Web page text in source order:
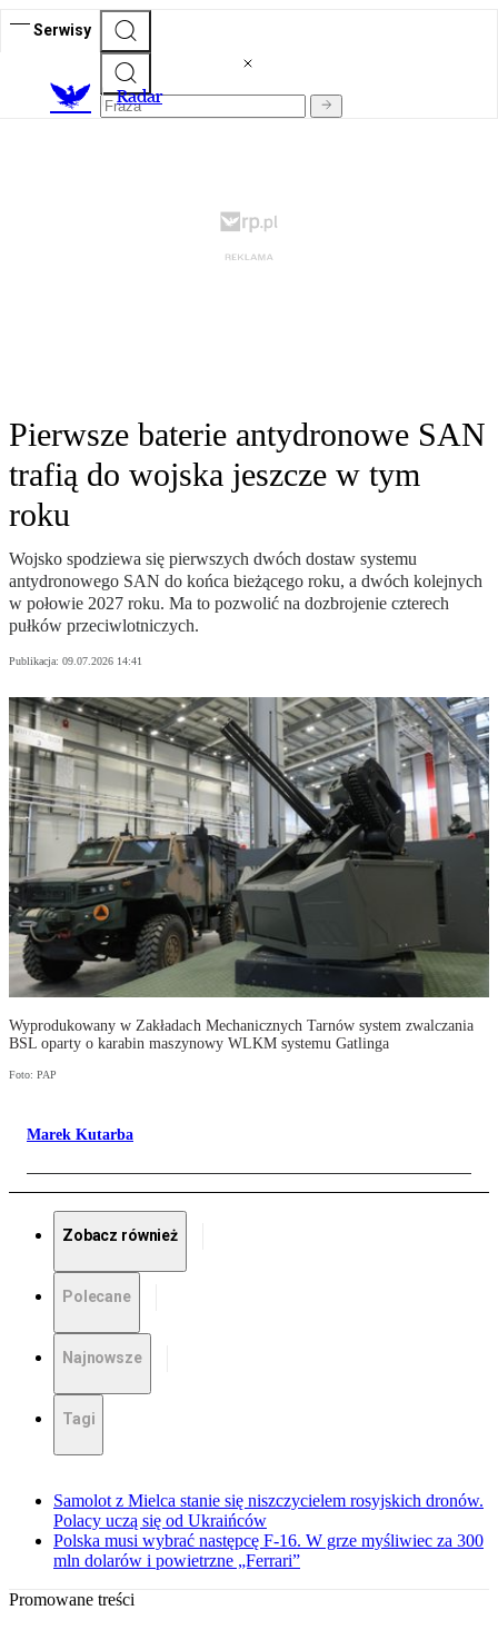
Serwisy
Radar
Pierwsze baterie antydronowe SAN
trafią do wojska jeszcze w tym
roku
Wojsko spodziewa się pierwszych dwóch dostaw systemu
antydronowego SAN do końca bieżącego roku, a dwóch kolejnych
w połowie 2027 roku. Ma to pozwolić na dozbrojenie czterech
pułków przeciwlotniczych.
Publikacja: 09.07.2026 14:41
Wyprodukowany w Zakładach Mechanicznych Tarnów system zwalczania
BSL oparty o karabin maszynowy WLKM systemu Gatlinga
Foto: PAP
Marek Kutarba
Zobacz również
Polecane
Najnowsze
Tagi
Samolot z Mielca stanie się niszczycielem rosyjskich dronów.
Polacy uczą się od Ukraińców
Polska musi wybrać następcę F-16. W grze myśliwiec za 300
mln dolarów i powietrzne „Ferrari”
Promowane treści